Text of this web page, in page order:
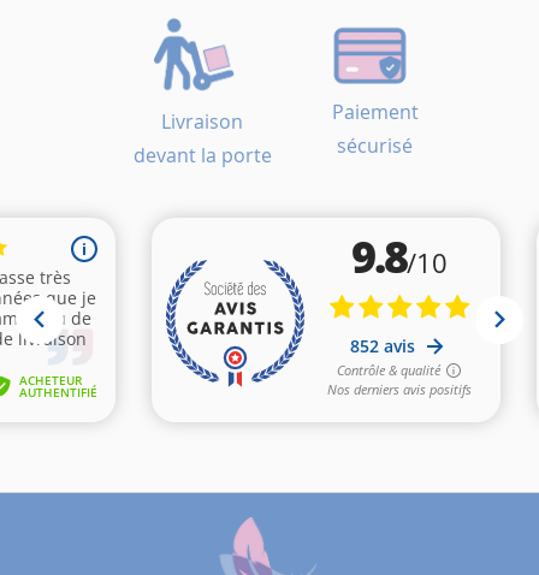
Livraison
devant la porte
Paiement
sécurisé